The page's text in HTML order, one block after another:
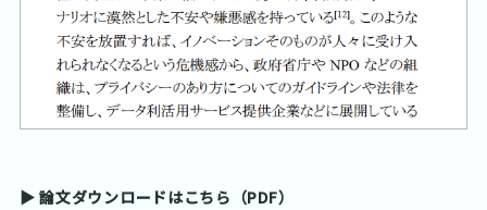
▶︎ 論文ダウンロードはこちら（PDF）